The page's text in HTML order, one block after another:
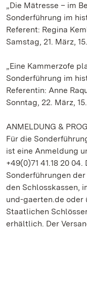
„Die Mätresse – im
Sonderführung im
Referent: Regina
Samstag, 21. März,
„Eine Kammerzofe
Sonderführung im
Referentin: Anne
Sonntag, 22. März,
ANMELDUNG &
Für die
ist eine Anmeldung
+49(0)71 41.18 20
Sonderführungen
den Schlosskassen,
und-gaerten.de oder
Staatlichen
erhältlich. Der